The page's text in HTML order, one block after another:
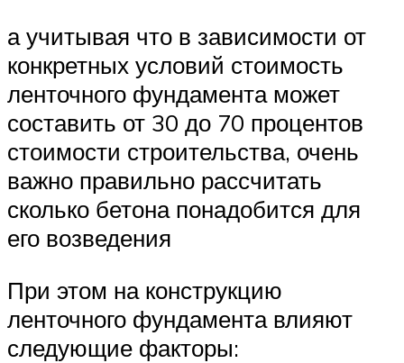
а учитывая что в зависимости от
конкретных условий стоимость
ленточного фундамента может
составить от 30 до 70 процентов
стоимости строительства, очень
важно правильно рассчитать
сколько бетона понадобится для
его возведения
При этом на конструкцию
ленточного фундамента влияют
следующие факторы: